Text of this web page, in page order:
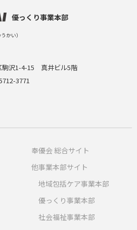
優っくり事業本部
かい）
沢1-4-15 真井ビル5階
3771
奉優会 総合サイト
他事業本部サイト
地域包括ケア事業本部
優っくり事業本部
社会福祉事業本部